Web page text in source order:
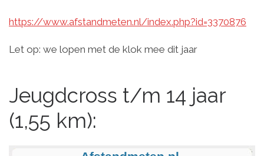
https://www.afstandmeten.nl/index.php?id=3370876
Let op: we lopen met de klok mee dit jaar
Jeugdcross t/m 14 jaar
(1,55 km):